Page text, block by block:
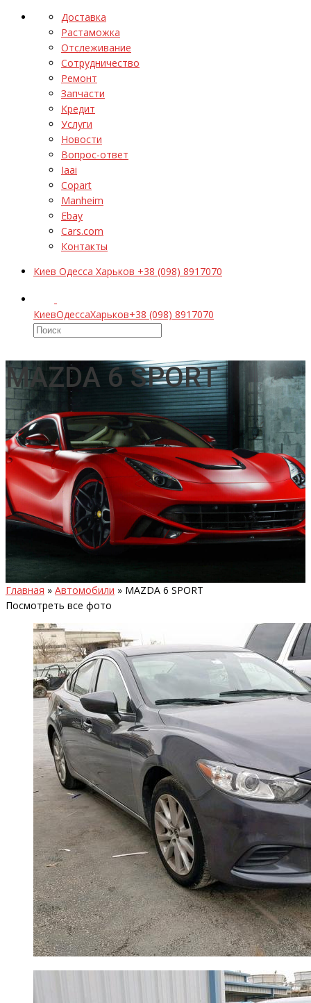
Доставка
Растаможка
Отслеживание
Сотрудничество
Ремонт
Запчасти
Кредит
Услуги
Новости
Вопрос-ответ
Iaai
Copart
Manheim
Ebay
Cars.com
Контакты
Киев Одесса Харьков +38 (098) 8917070
КиевОдессаХарьков+38 (098) 8917070
MAZDA 6 SPORT
Главная » Автомобили » MAZDA 6 SPORT
Посмотреть все фото